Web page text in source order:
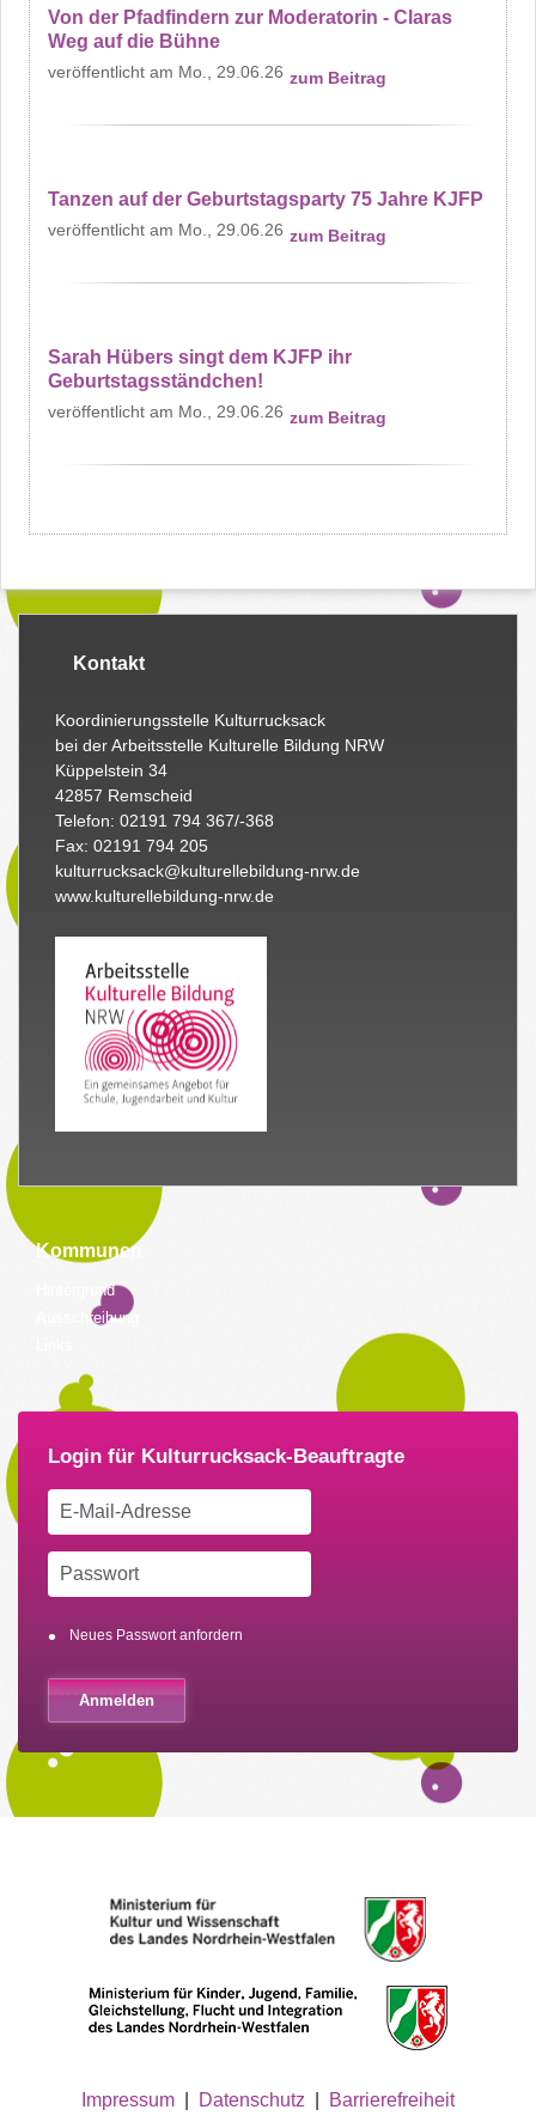
Von der Pfadfindern zur Moderatorin - Claras
Weg auf die Bühne
Mo., 29.06.26 zum Beitrag
Tanzen auf der Geburtstagsparty 75 Jahre KJFP
Mo., 29.06.26 zum Beitrag
Sarah Hübers singt dem KJFP ihr
Geburtstagsständchen!
Mo., 29.06.26 zum Beitrag
Kontakt
Koordinierungsstelle Kulturrucksack
bei der Arbeitsstelle Kulturelle Bildung NRW
Küppelstein 34
42857 Remscheid
Telefon: 02191 794 367/-368
Fax: 02191 794 205
kulturrucksack@kulturellebildung-nrw.de
www.kulturellebildung-nrw.de
Kommunen
Hintergrund
Ausschreibung
Neues Passwort anfordern
Impressum Datenschutz Barrierefreiheit